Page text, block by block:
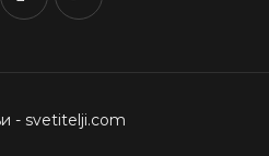
- svetitelji.com